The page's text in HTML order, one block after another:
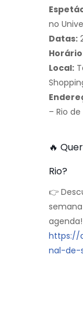
no
Datas:
Local:
– Rio
🔥
Rio?
👉
agenda!
https://
nal-de-